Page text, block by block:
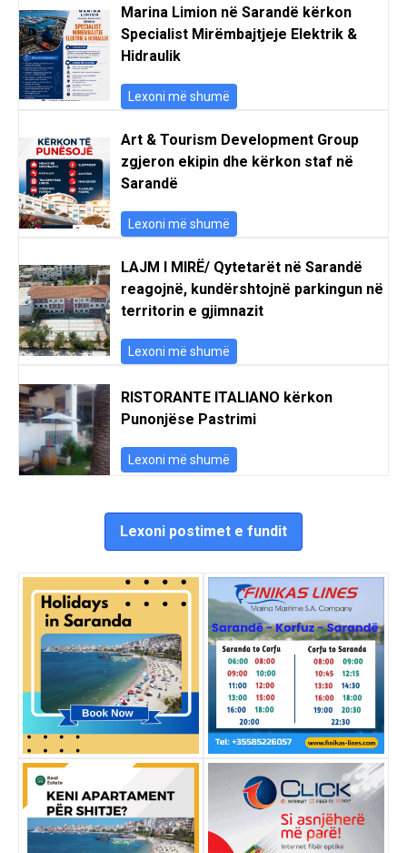
Marina Limion në Sarandë kërkon
Specialist Mirëmbajtjeje Elektrik &
Hidraulik
Lexoni më shumë
Art & Tourism Development Group
zgjeron ekipin dhe kërkon staf në
Sarandë
Lexoni më shumë
LAJM I MIRË/ Qytetarët në Sarandë
reagojnë, kundërshtojnë parkingun në
territorin e gjimnazit
Lexoni më shumë
RISTORANTE ITALIANO kërkon
Punonjëse Pastrimi
Lexoni më shumë
Lexoni postimet e fundit